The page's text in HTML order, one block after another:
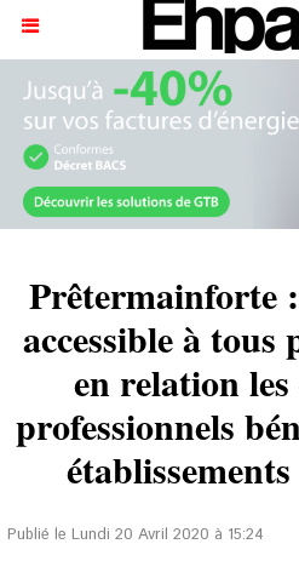
Prêtermainforte
accessible à
en relation les
professionnels
Publié le Lundi 20 Avril 2020 à 15:24